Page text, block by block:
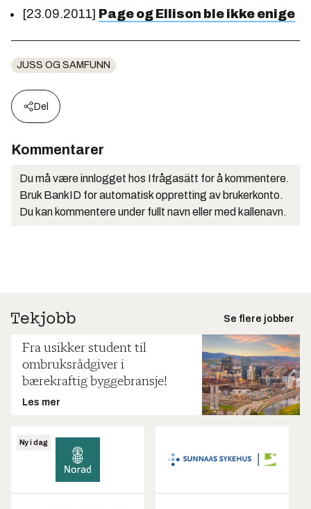
[23.09.2011] Page og Ellison ble ikke enige
JUSS OG SAMFUNN
Del
Kommentarer
Du må være innlogget hos Ifrågasätt for å kommentere.
Bruk BankID for automatisk oppretting av brukerkonto.
Du kan kommentere under fullt navn eller med kallenavn.
Se flere jobber
Fra usikker student til
ombruksrådgiver i
bærekraftig byggebransje!
Les mer
Ny i dag